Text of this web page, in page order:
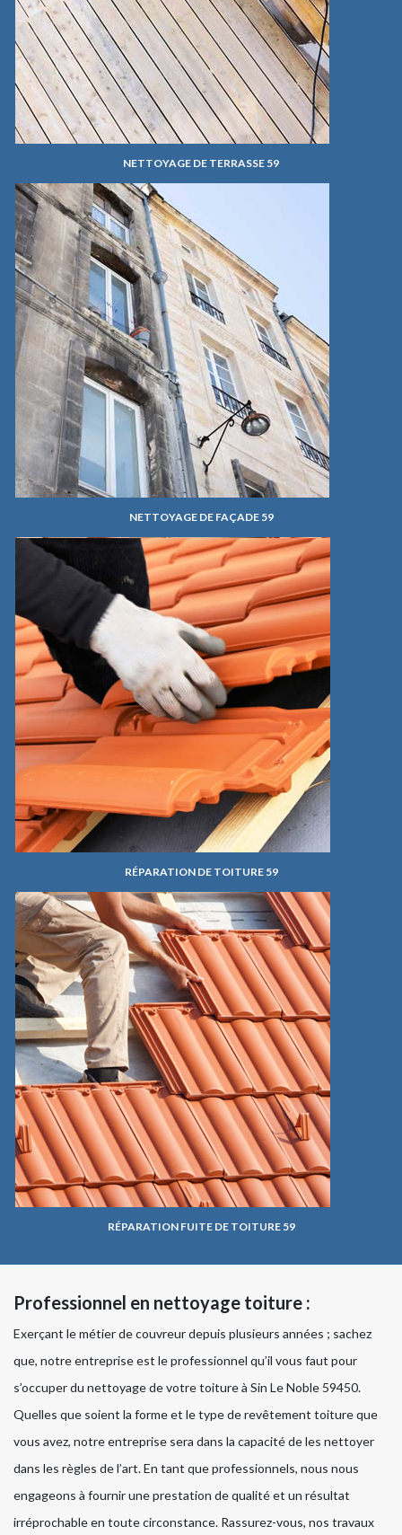
NETTOYAGE DE TERRASSE 59
NETTOYAGE DE FAÇADE 59
RÉPARATION DE TOITURE 59
RÉPARATION FUITE DE TOITURE 59
Professionnel en nettoyage toiture :
Exerçant le métier de couvreur depuis plusieurs années ; sachez
que, notre entreprise est le professionnel qu’il vous faut pour
s’occuper du nettoyage de votre toiture à Sin Le Noble 59450.
Quelles que soient la forme et le type de revêtement toiture que
vous avez, notre entreprise sera dans la capacité de les nettoyer
dans les règles de l’art. En tant que professionnels, nous nous
engageons à fournir une prestation de qualité et un résultat
irréprochable en toute circonstance. Rassurez-vous, nos travaux